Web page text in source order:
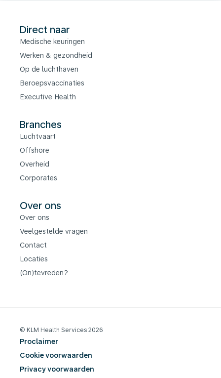
Direct naar
Medische keuringen
Werken & gezondheid
Op de luchthaven
Beroepsvaccinaties
Executive Health
Branches
Luchtvaart
Offshore
Overheid
Corporates
Over ons
Over ons
Veelgestelde vragen
Contact
Locaties
(On)tevreden?
© KLM Health Services 2026
Proclaimer
Cookie voorwaarden
Privacy voorwaarden